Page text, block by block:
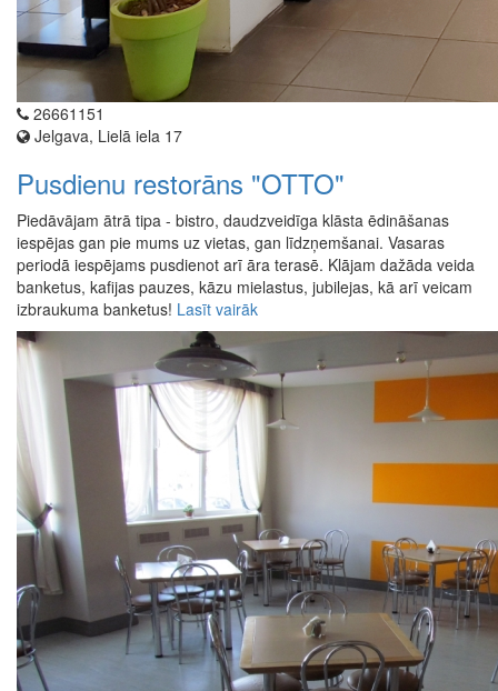
26661151
Jelgava, Lielā iela 17
Pusdienu restorāns "OTTO"
Piedāvājam ātrā tipa - bistro, daudzveidīga klāsta ēdināšanas
iespējas gan pie mums uz vietas, gan līdzņemšanai. Vasaras
periodā iespējams pusdienot arī āra terasē. Klājam dažāda veida
banketus, kafijas pauzes, kāzu mielastus, jubilejas, kā arī veicam
izbraukuma banketus! Lasīt vairāk